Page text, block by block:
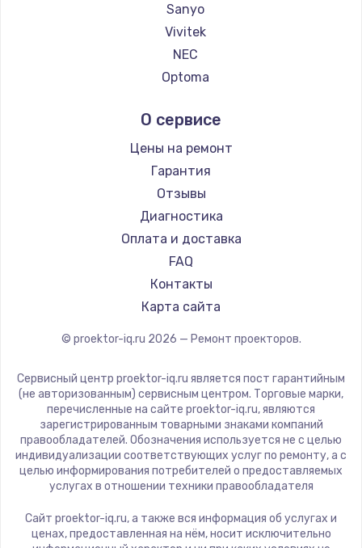
Sanyo
Vivitek
NEC
Optoma
Infocus
Barco
Xgimi
JVC
Casio
Hiper
HITACHI
Panasonic
Hisense
О сервисе
Цены на ремонт
Гарантия
Отзывы
Диагностика
Оплата и доставка
FAQ
Контакты
Карта сайта
© proektor-iq.ru 2026 — Ремонт проекторов.
Сервисный центр proektor-iq.ru является пост гарантийным
(не авторизованным) сервисным центром. Торговые марки,
перечисленные на сайте proektor-iq.ru, являются
зарегистрированным товарными знаками компаний
правообладателей. Обозначения используется не с целью
индивидуализации соответствующих услуг по ремонту, а с
целью информирования потребителей о предоставляемых
услугах в отношении техники правообладателя
Сайт proektor-iq.ru, а также вся информация об услугах и
ценах, предоставленная на нём, носит исключительно